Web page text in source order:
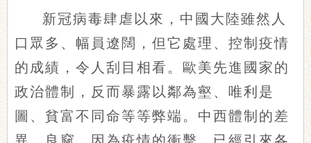
新冠病毒肆虐以來，中國大陸雖然人
口眾多、幅員遼闊，但它處理、控制疫情
的成績，令人刮目相看。歐美先進國家的
政治體制，反而暴露以鄰為壑、唯利是
圖、貧富不同命等等弊端。中西體制的差